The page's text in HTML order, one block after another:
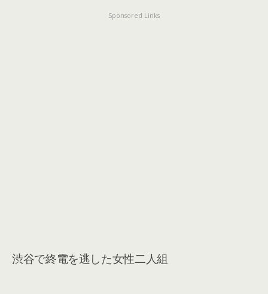
Sponsored Links
渋谷で終電を逃した女性二人組